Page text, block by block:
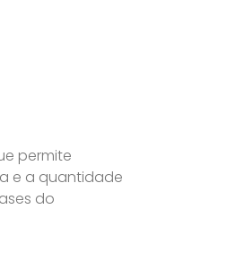
permite
e a quantidade
do